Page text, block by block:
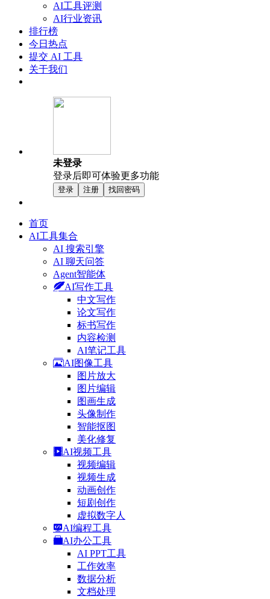
AI工具评测
AI行业资讯
排行榜
今日热点
提交 AI 工具
关于我们
未登录
登录后即可体验更多功能
登录 注册 找回密码
首页
AI工具集合
AI 搜索引擎
AI 聊天问答
Agent智能体
AI写作工具
中文写作
论文写作
标书写作
内容检测
AI笔记工具
AI图像工具
图片放大
图片编辑
图画生成
头像制作
智能抠图
美化修复
AI视频工具
视频编辑
视频生成
动画创作
短剧创作
虚拟数字人
AI编程工具
AI办公工具
AI PPT工具
工作效率
数据分析
文档处理